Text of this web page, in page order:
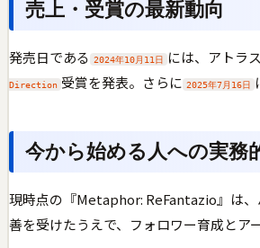
売上・受賞の最新動向
発売日である 2024年10月11日 には、アトラ
Direction 受賞を発表。さらに 2025年7月16日
今から始める人への実務
現時点の『Metaphor: ReFantazio』は
善を受けたうえで、フォロワー育成とア